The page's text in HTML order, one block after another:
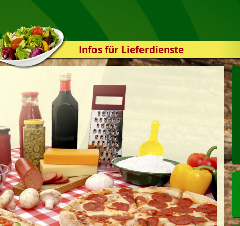
Infos für Lieferdienste
Kassensystem
Zuverlässigkeit
Sicherheit
Der Online-Shop
Das Bestellsystem
Der Bestellvorgang
Übertragung
Testshop
Styles
Kontakt